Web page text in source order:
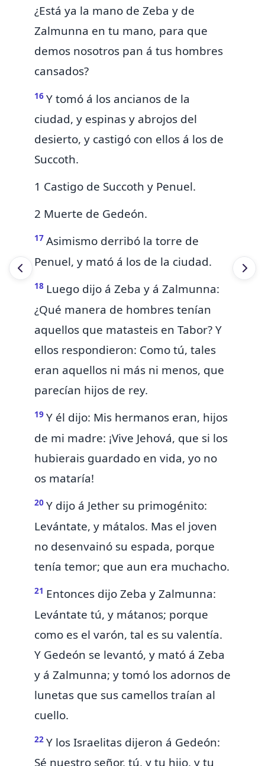
¿Está ya la mano de Zeba y de
Zalmunna en tu mano, para que
demos nosotros pan á tus hombres
cansados?
16 Y tomó á los ancianos de la
ciudad, y espinas y abrojos del
desierto, y castigó con ellos á los de
Succoth.
1 Castigo de Succoth y Penuel.
2 Muerte de Gedeón.
17 Asimismo derribó la torre de
Penuel, y mató á los de la ciudad.
18 Luego dijo á Zeba y á Zalmunna:
¿Qué manera de hombres tenían
aquellos que matasteis en Tabor? Y
ellos respondieron: Como tú, tales
eran aquellos ni más ni menos, que
parecían hijos de rey.
19 Y él dijo: Mis hermanos eran, hijos
de mi madre: ¡Vive Jehová, que si los
hubierais guardado en vida, yo no
os mataría!
20 Y dijo á Jether su primogénito:
Levántate, y mátalos. Mas el joven
no desenvainó su espada, porque
tenía temor; que aun era muchacho.
21 Entonces dijo Zeba y Zalmunna:
Levántate tú, y mátanos; porque
como es el varón, tal es su valentía.
Y Gedeón se levantó, y mató á Zeba
y á Zalmunna; y tomó los adornos de
lunetas que sus camellos traían al
cuello.
22 Y los Israelitas dijeron á Gedeón:
Sé nuestro señor, tú, y tu hijo, y tu